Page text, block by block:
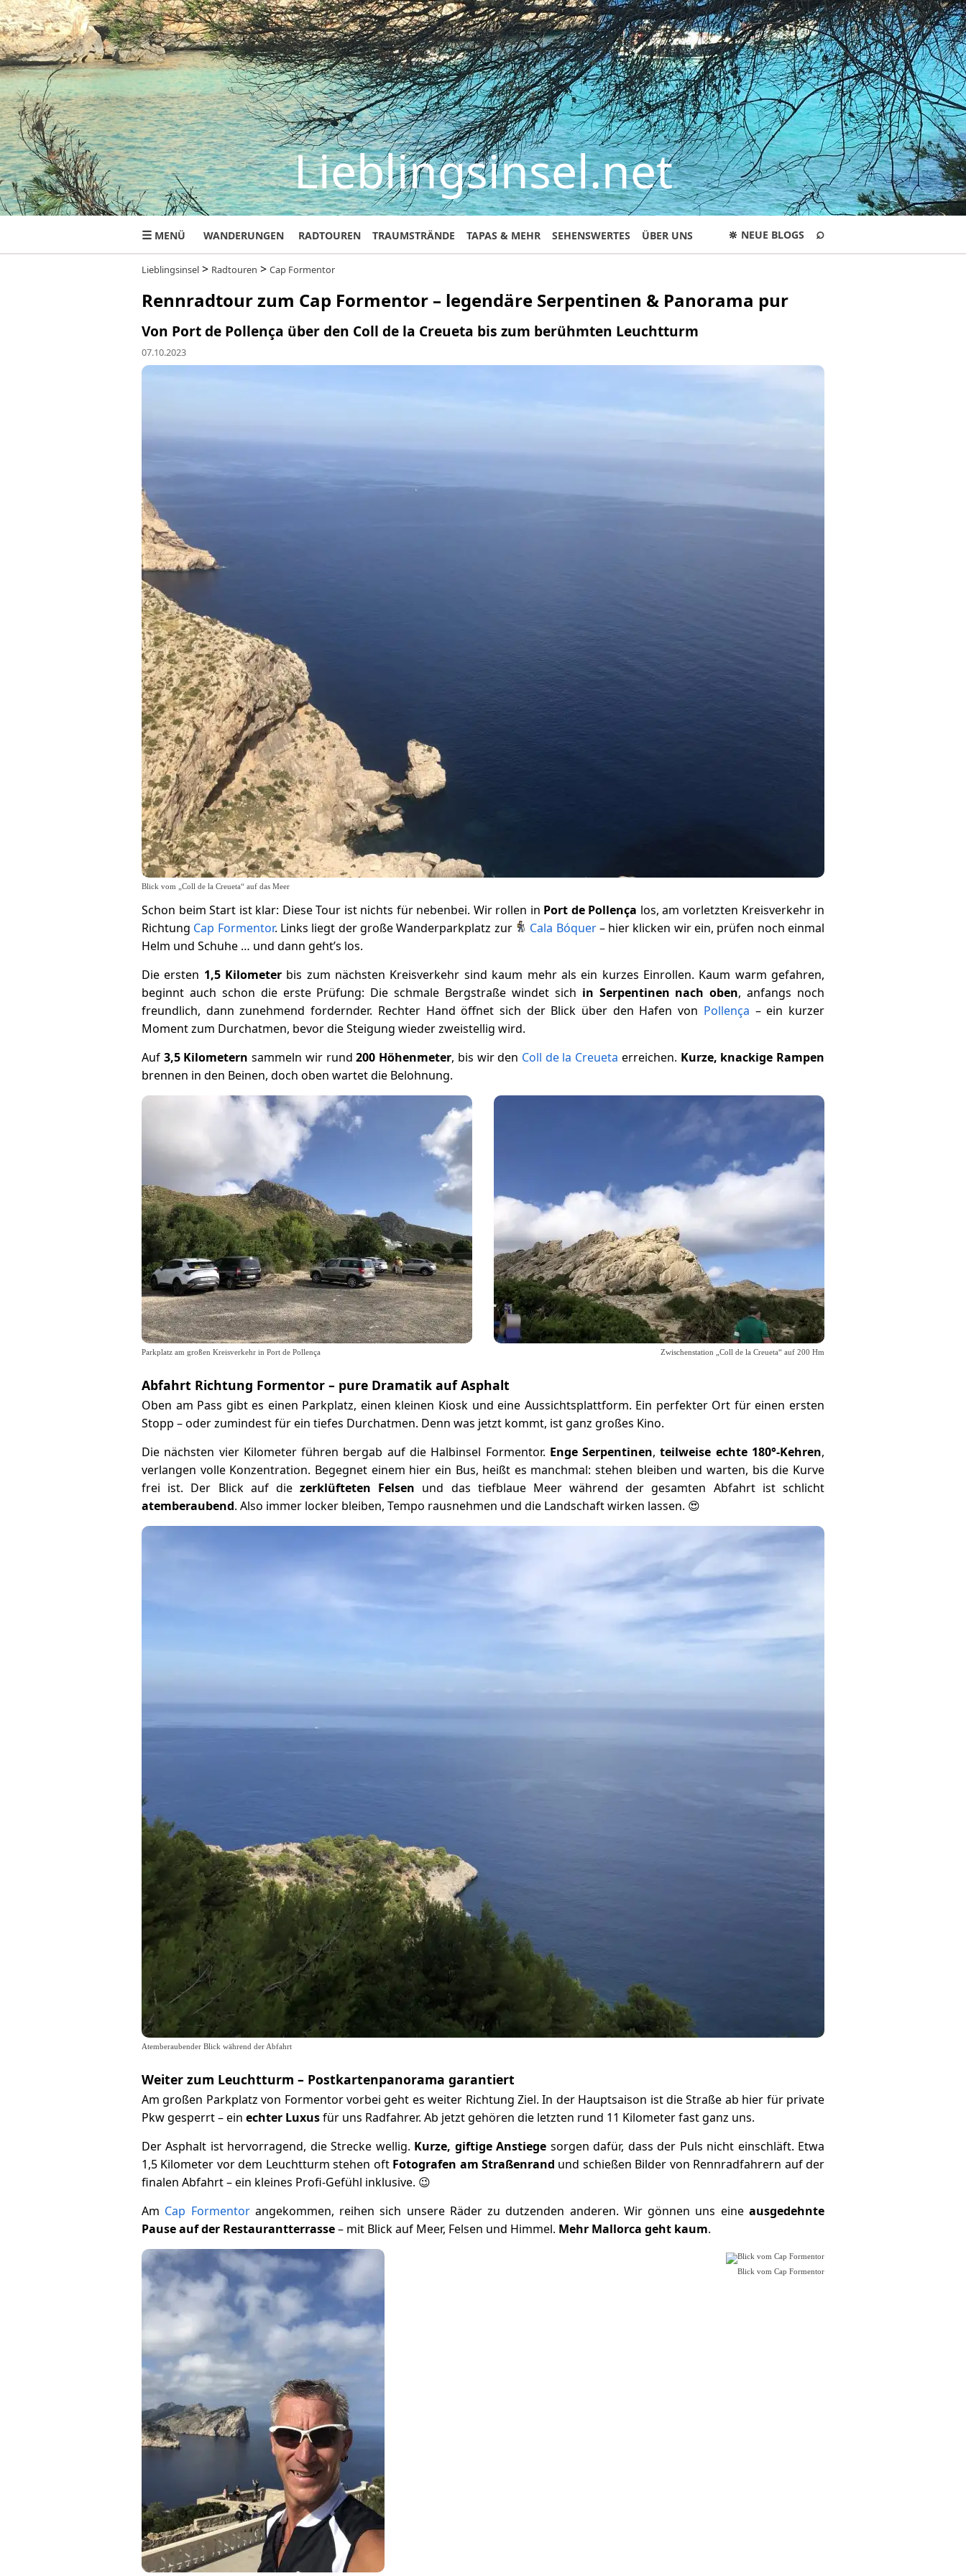
Lieblingsinsel.net
☰ MENÜ 🔆 NEUE BLOGS ⌕
WANDERUNGEN RADTOUREN TRAUMSTRÄNDE TAPAS & MEHR SEHENSWERTES ÜBER UNS
Lieblingsinsel > Radtouren > Cap Formentor
Rennradtour zum Cap Formentor – legendäre Serpentinen & Panorama pur
Von Port de Pollença über den Coll de la Creueta bis zum berühmten Leuchtturm
07.10.2023
Blick vom „Coll de la Creueta“ auf das Meer
Schon beim Start ist klar: Diese Tour ist nichts für nebenbei. Wir rollen in Port de Pollença los, am vorletzten Kreisverkehr in
Richtung Cap Formentor. Links liegt der große Wanderparkplatz zur Cala Bóquer– hier klicken wir ein, prüfen noch einmal
Helm und Schuhe … und dann geht’s los.
Die ersten 1,5 Kilometer bis zum nächsten Kreisverkehr sind kaum mehr als ein kurzes Einrollen. Kaum warm gefahren,
beginnt auch schon die erste Prüfung: Die schmale Bergstraße windet sich in Serpentinen nach oben, anfangs noch
freundlich, dann zunehmend fordernder. Rechter Hand öffnet sich der Blick über den Hafen von Pollença – ein kurzer
Moment zum Durchatmen, bevor die Steigung wieder zweistellig wird.
Auf 3,5 Kilometern sammeln wir rund200 Höhenmeter, bis wir den Coll de la Creueta erreichen. Kurze, knackige Rampen
brennen in den Beinen, doch oben wartet die Belohnung.
Parkplatz am großen Kreisverkehr in Port de Pollença Zwischenstation „Coll de la Creueta“ auf 200 Hm
Abfahrt Richtung Formentor – pure Dramatik auf Asphalt
Oben am Pass gibt es einen Parkplatz, einen kleinen Kiosk und eine Aussichtsplattform. Ein perfekter Ort für einen ersten
Stopp – oder zumindest für ein tiefes Durchatmen. Denn was jetzt kommt, ist ganz großes Kino.
Die nächsten vier Kilometer führen bergab auf die Halbinsel Formentor. Enge Serpentinen,teilweise echte 180°-Kehren,
verlangen volle Konzentration. Begegnet einem hier ein Bus, heißt es manchmal: stehen bleiben und warten, bis die Kurve
frei ist. Der Blick auf diezerklüfteten Felsen und das tiefblaue Meer während der gesamten Abfahrt ist schlicht
atemberaubend. Also immer locker bleiben, Tempo rausnehmen und die Landschaft wirken lassen. 😍
Atemberaubender Blick während der Abfahrt
Weiter zum Leuchtturm – Postkartenpanorama garantiert
Am großen Parkplatz von Formentor vorbei geht es weiter Richtung Ziel. In der Hauptsaison ist die Straße ab hier für private
Pkw gesperrt – ein echter Luxusfür uns Radfahrer. Ab jetzt gehören die letzten rund 11 Kilometer fast ganz uns.
Der Asphalt ist hervorragend, die Strecke wellig. Kurze, giftige Anstiege sorgen dafür, dass der Puls nicht einschläft. Etwa
1,5 Kilometer vor dem Leuchtturm stehen oft Fotografen am Straßenrand und schießen Bilder von Rennradfahrern auf der
finalen Abfahrt – ein kleines Profi-Gefühl inklusive. 😉
Am Cap Formentorangekommen, reihen sich unsere Räder zu dutzenden anderen. Wir gönnen uns eineausgedehnte
Pause auf der Restaurantterrasse– mit Blick auf Meer, Felsen und Himmel. Mehr Mallorca geht kaum.
Blick vom Cap Formentor